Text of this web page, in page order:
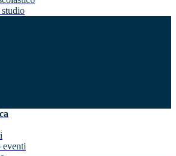
eventi